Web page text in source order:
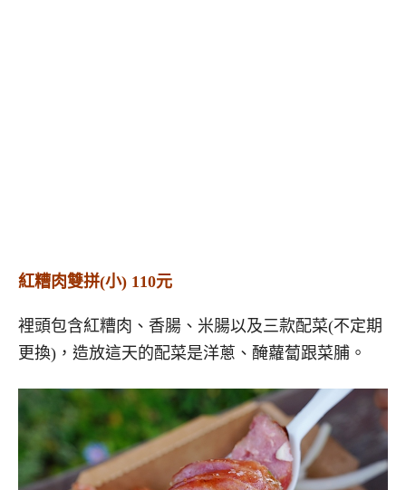
紅糟肉雙拼(小) 110元
裡頭包含紅糟肉、香腸、米腸以及三款配菜(不定期
更換)，造放這天的配菜是洋蔥、醃蘿蔔跟菜脯。